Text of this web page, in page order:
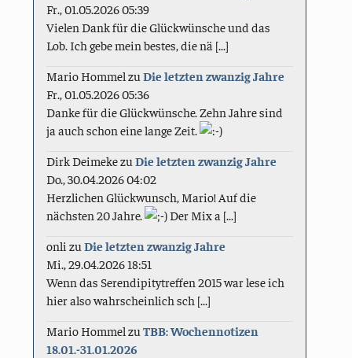
Fr., 01.05.2026 05:39
Vielen Dank für die Glückwünsche und das
Lob. Ich gebe mein bestes, die nä [...]
Mario Hommel zuDie letzten zwanzig Jahre
Fr., 01.05.2026 05:36
Danke für die Glückwünsche. Zehn Jahre sind
ja auch schon eine lange Zeit.
Dirk DeimekezuDie letzten zwanzig Jahre
Do., 30.04.2026 04:02
Herzlichen Glückwunsch, Mario! Auf die
nächsten 20 Jahre.
Der Mix a [...]
onli zuDie letzten zwanzig Jahre
Mi., 29.04.2026 18:51
Wenn das Serendipitytreffen 2015 war lese ich
hier also wahrscheinlich sch [...]
Mario Hommel zuTBB: Wochennotizen
18.01.-31.01.2026